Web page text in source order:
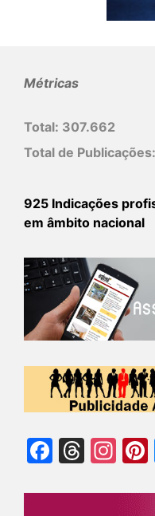
Métricas
Total: 307.662
Total de Publicações:
925 Indicações
em âmbito nacional